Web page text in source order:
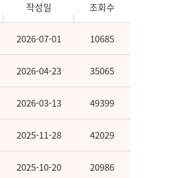
작성일 조회수
2026-07-01 10685
2026-04-23 35065
2026-03-13 49399
2025-11-28 42029
2025-10-20 20986